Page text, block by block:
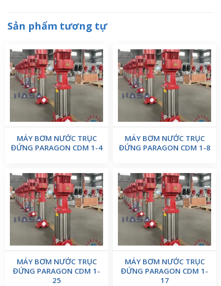
Sản phẩm tương tự
MÁY BƠM NƯỚC TRỤC
ĐỨNG PARAGON CDM 1-4
MÁY BƠM NƯỚC TRỤC
ĐỨNG PARAGON CDM 1-8
MÁY BƠM NƯỚC TRỤC
ĐỨNG PARAGON CDM 1-
25
MÁY BƠM NƯỚC TRỤC
ĐỨNG PARAGON CDM 1-
17